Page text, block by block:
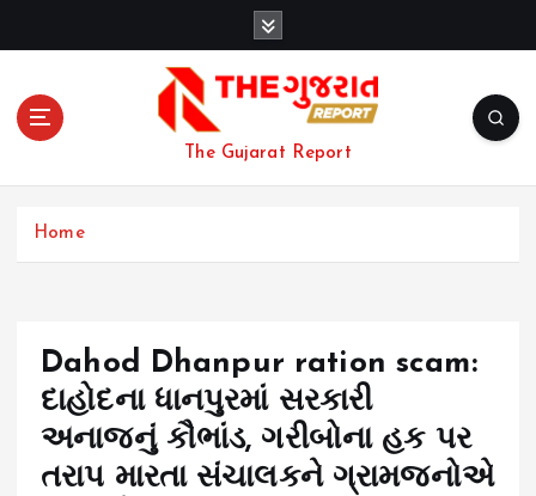
The Gujarat Report
Home
Dahod Dhanpur ration scam:
દાહોદના ધાનપુરમાં સરકારી
અનાજનું કૌભાંડ, ગરીબોના હક પર
તરાપ મારતા સંચાલકને ગ્રામજનોએ